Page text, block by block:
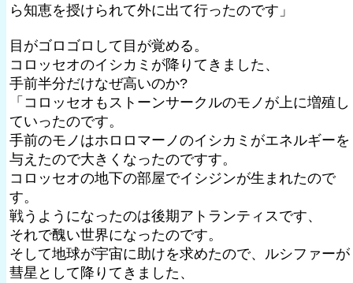
ら知恵を授けられて外に出て行ったのです」
目がゴロゴロして目が覚める。
コロッセオのイシカミが降りてきました、
手前半分だけなぜ高いのか?
「コロッセオもストーンサークルのモノが上に増殖し
ていったのです。
手前のモノはホロロマーノのイシカミがエネルギーを
与えたので大きくなったのですす。
コロッセオの地下の部屋でイシジンが生まれたので
す。
戦うようになったのは後期アトランティスです、
それで醜い世界になったのです。
そして地球が宇宙に助けを求めたので、ルシファーが
彗星として降りてきました、